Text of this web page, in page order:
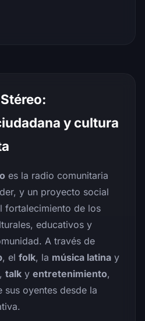
y cultura
es la radio comunitaria
y un proyecto social
fortalecimiento de los
educativos y
A través de
, el folk, la música latina y
, talk y entretenimiento,
sus oyentes desde la